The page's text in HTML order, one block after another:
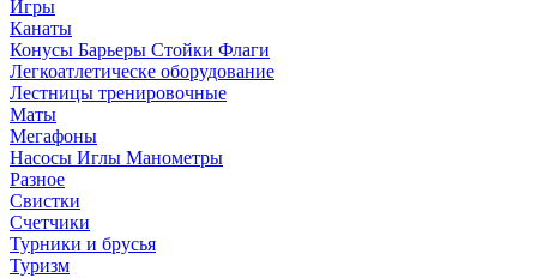
Игры
Канаты
Конусы Барьеры Стойки Флаги
Легкоатлетическе оборудование
Лестницы тренировочные
Маты
Мегафоны
Насосы Иглы Манометры
Разное
Свистки
Счетчики
Турники и брусья
Туризм